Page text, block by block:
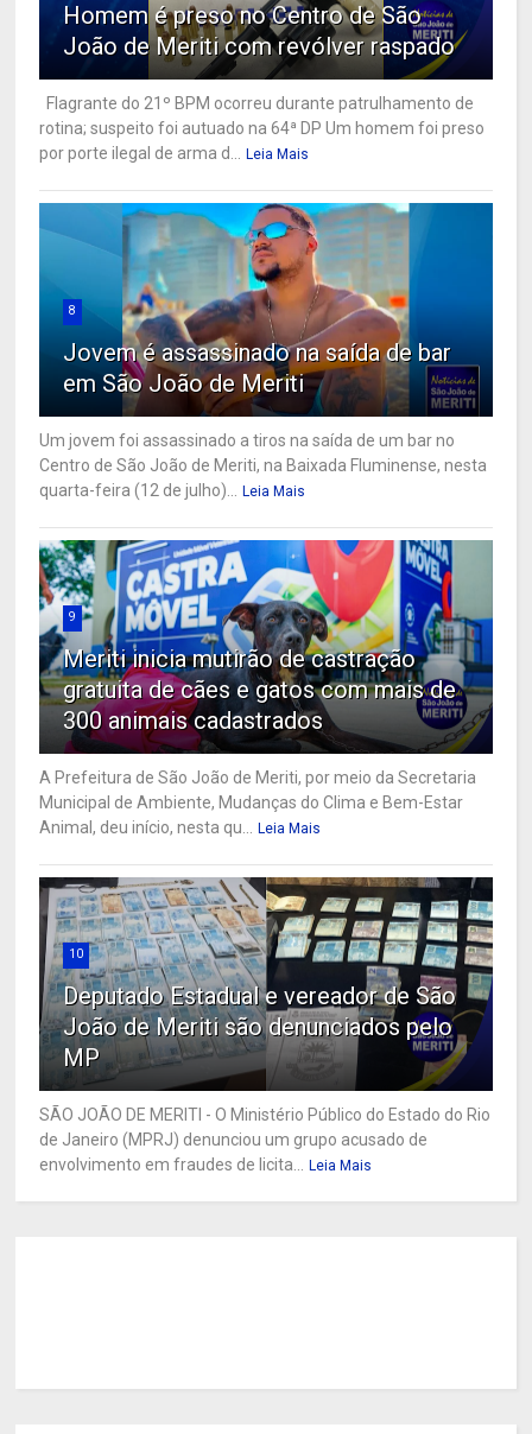
Homem é preso no Centro de São
João de Meriti com revólver raspado
Flagrante do 21º BPM ocorreu durante patrulhamento de
rotina; suspeito foi autuado na 64ª DP Um homem foi preso
por porte ilegal de arma d...
Leia Mais
8
Jovem é assassinado na saída de bar
em São João de Meriti
Um jovem foi assassinado a tiros na saída de um bar no
Centro de São João de Meriti, na Baixada Fluminense, nesta
quarta-feira (12 de julho)...
Leia Mais
9
Meriti inicia mutirão de castração
gratuita de cães e gatos com mais de
300 animais cadastrados
A Prefeitura de São João de Meriti, por meio da Secretaria
Municipal de Ambiente, Mudanças do Clima e Bem-Estar
Animal, deu início, nesta qu...
Leia Mais
10
Deputado Estadual e vereador de São
João de Meriti são denunciados pelo
MP
SÃO JOÃO DE MERITI - O Ministério Público do Estado do Rio
de Janeiro (MPRJ) denunciou um grupo acusado de
envolvimento em fraudes de licita...
Leia Mais